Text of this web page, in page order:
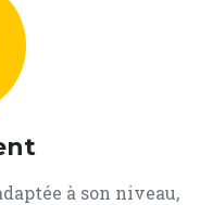
à son niveau,